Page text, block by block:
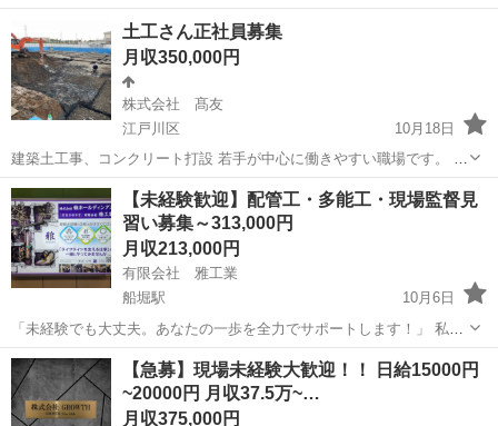
していただきます。依頼された土地の調査をし、土木の知識を活かし
ながら「土壌汚染対策法」をもとに、見積・設計・施工管理します。
業務概要 ・打合せ(元請と官公庁の間に入...
土工さん正社員募集
月収350,000円
株式会社 髙友
江戸川区
10月18日
建築土工事、コンクリート打設 若手が中心に働きやすい職場です。 経
験者優遇、未経験もOKです。 日給1万4千〜1万8千 募集年齢18才〜65
才まで(要相談) 勤務地都内中心、交通費支給 福利厚生、厚生年金、社
会保険
東京 江戸川区 その他 未経験
【未経験歓迎】配管工・多能工・現場監督見
習い募集～313,000円
月収213,000円
有限会社 雅工業
船堀駅
10月6日
「未経験でも大丈夫。あなたの一歩を全力でサポートします！」 私た
ちは、マンションの給排水設備や水回りのリフォーム・改修工事を通
じて、人々の快適な暮らしを守る仕事をしています。古くなった配管
を新しいものに交換し、安全で安心な...
東京 江戸川区 船堀駅 その他 未経験
【急募】現場未経験大歓迎！！ 日給15000円
~20000円 月収37.5万~…
月収375,000円